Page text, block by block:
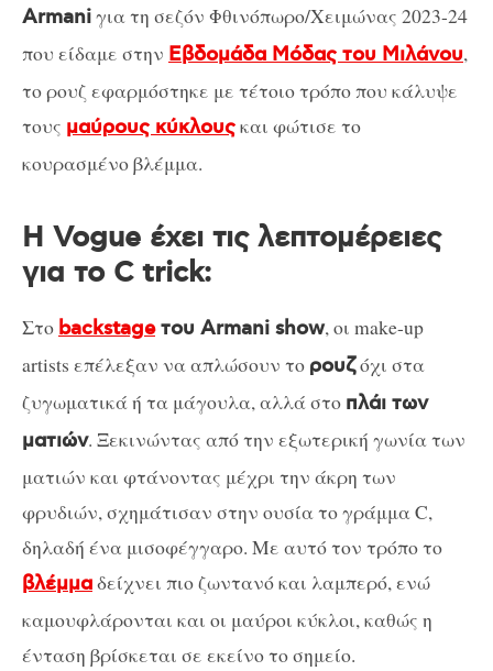
Armaniγια τη σεζόν Φθινόπωρο/Χειμώνας 2023-24
που είδαμε στην Εβδομάδα Μόδας του Μιλάνου,
το ρουζ εφαρμόστηκε με τέτοιο τρόπο που κάλυψε
τους μαύρους κύκλουςκαι φώτισε το
κουρασμένο βλέμμα.
Η Vogue έχει τις λεπτομέρειες
για το C trick:
Στο backstageτου Armani show, οι make-up
artists επέλεξαν να απλώσουν το ρουζόχι στα
ζυγωματικά ή τα μάγουλα, αλλά στο πλάι των
ματιών. Ξεκινώντας από την εξωτερική γωνία των
ματιών και φτάνοντας μέχρι την άκρη των
φρυδιών, σχημάτισαν στην ουσία το γράμμα C,
δηλαδή ένα μισοφέγγαρο. Με αυτό τον τρόπο το
βλέμμαδείχνει πιο ζωντανό και λαμπερό, ενώ
καμουφλάρονται και οι μαύροι κύκλοι, καθώς η
ένταση βρίσκεται σε εκείνο το σημείο.